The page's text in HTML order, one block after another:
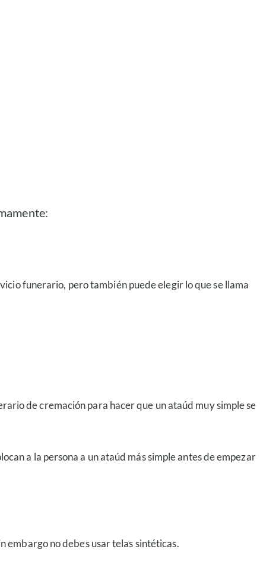
funerario, pero también puede elegir lo que se llama
de cremación para hacer que un ataúd muy simple se
a la persona a un ataúd más simple antes de empezar
embargo no debes usar telas sintéticas.